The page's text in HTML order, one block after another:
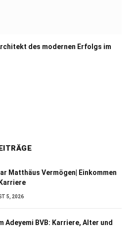
des modernen Erfolgs im
Matthäus Vermögen| Einkommen
5, 2026
Adeyemi BVB: Karriere, Alter und